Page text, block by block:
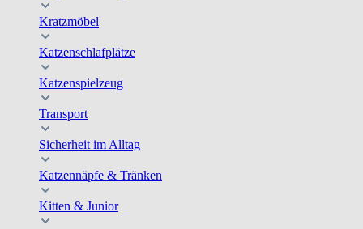
Kratzmöbel
Katzenschlafplätze
Katzenspielzeug
Transport
Sicherheit im Alltag
Katzennäpfe & Tränken
Kitten & Junior